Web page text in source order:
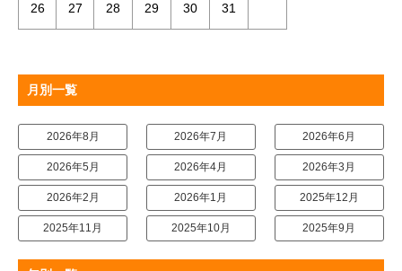
26 27 28 29 30 31
月別一覧
2026年8月 2026年7月 2026年6月
2026年5月 2026年4月 2026年3月
2026年2月 2026年1月 2025年12月
2025年11月 2025年10月 2025年9月